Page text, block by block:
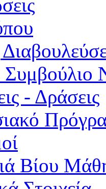
Συμβούλιο
- Δράσεις
Βίου